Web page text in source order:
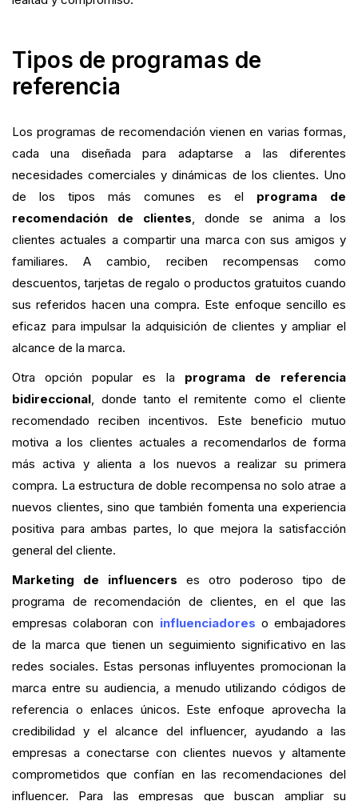
Tipos de programas de
referencia
Los programas de recomendación vienen en varias formas,
cada una diseñada para adaptarse a las diferentes
necesidades comerciales y dinámicas de los clientes. Uno
de los tipos más comunes es el programa de
recomendación de clientes , donde se anima a los
clientes actuales a compartir una marca con sus amigos y
familiares. A cambio, reciben recompensas como
descuentos, tarjetas de regalo o productos gratuitos cuando
sus referidos hacen una compra. Este enfoque sencillo es
eficaz para impulsar la adquisición de clientes y ampliar el
alcance de la marca.
Otra opción popular es la programa de referencia
bidireccional , donde tanto el remitente como el cliente
recomendado reciben incentivos. Este beneficio mutuo
motiva a los clientes actuales a recomendarlos de forma
más activa y alienta a los nuevos a realizar su primera
compra. La estructura de doble recompensa no solo atrae a
nuevos clientes, sino que también fomenta una experiencia
positiva para ambas partes, lo que mejora la satisfacción
general del cliente.
Marketing de influencers es otro poderoso tipo de
programa de recomendación de clientes, en el que las
empresas colaboran con influenciadores o embajadores
de la marca que tienen un seguimiento significativo en las
redes sociales. Estas personas influyentes promocionan la
marca entre su audiencia, a menudo utilizando códigos de
referencia o enlaces únicos. Este enfoque aprovecha la
credibilidad y el alcance del influencer, ayudando a las
empresas a conectarse con clientes nuevos y altamente
comprometidos que confían en las recomendaciones del
influencer. Para las empresas que buscan ampliar su